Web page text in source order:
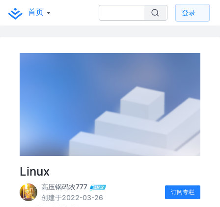
首页 登录
Linux
高压锅码农777
创建于2022-03-26
订阅专栏